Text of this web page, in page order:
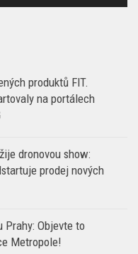
produktů FIT.
na portálech
dronovou show:
prodej nových
Prahy: Objevte to
Metropole!